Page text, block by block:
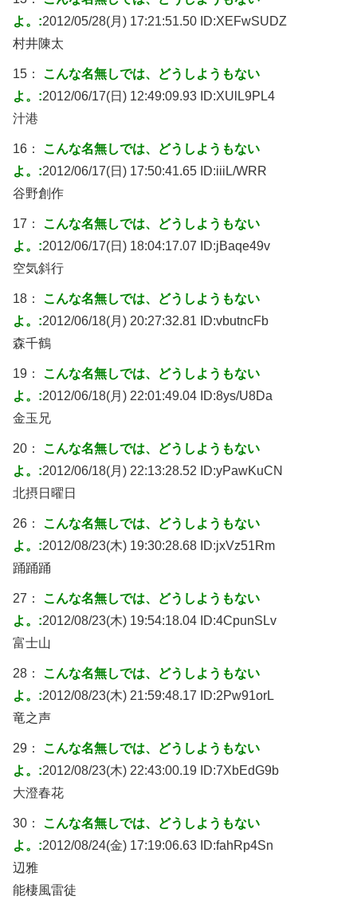
よ。:2012/05/28(月) 17:21:51.50 ID:XEFwSUDZ
村井陳太
15： こんな名無しでは、どうしようもない
よ。:2012/06/17(日) 12:49:09.93 ID:XUlL9PL4
汁港
16： こんな名無しでは、どうしようもない
よ。:2012/06/17(日) 17:50:41.65 ID:iiiL/WRR
谷野創作
17： こんな名無しでは、どうしようもない
よ。:2012/06/17(日) 18:04:17.07 ID:jBaqe49v
空気斜行
18： こんな名無しでは、どうしようもない
よ。:2012/06/18(月) 20:27:32.81 ID:vbutncFb
森千鶴
19： こんな名無しでは、どうしようもない
よ。:2012/06/18(月) 22:01:49.04 ID:8ys/U8Da
金玉兄
20： こんな名無しでは、どうしようもない
よ。:2012/06/18(月) 22:13:28.52 ID:yPawKuCN
北摂日曜日
26： こんな名無しでは、どうしようもない
よ。:2012/08/23(木) 19:30:28.68 ID:jxVz51Rm
踊踊踊
27： こんな名無しでは、どうしようもない
よ。:2012/08/23(木) 19:54:18.04 ID:4CpunSLv
富士山
28： こんな名無しでは、どうしようもない
よ。:2012/08/23(木) 21:59:48.17 ID:2Pw91orL
竜之声
29： こんな名無しでは、どうしようもない
よ。:2012/08/23(木) 22:43:00.19 ID:7XbEdG9b
大澄春花
30： こんな名無しでは、どうしようもない
よ。:2012/08/24(金) 17:19:06.63 ID:fahRp4Sn
辺雅
能棲風雷徒